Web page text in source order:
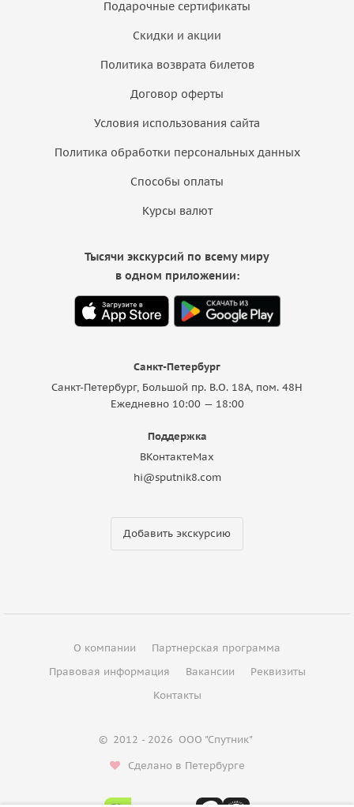
Подарочные сертификаты
Скидки и акции
Политика возврата билетов
Договор оферты
Условия использования сайта
Политика обработки персональных данных
Способы оплаты
Курсы валют
Санкт-Петербург
Санкт-Петербург, Большой пр. В.О. 18A, пом. 48Н
Ежедневно 10:00 — 18:00
Поддержка
ВКонтактеMax
hi@sputnik8.com
Добавить экскурсию
Тысячи экскурсий по всему миру
в одном приложении:
О компании
Партнерская программа
Правовая информация
Вакансии
Реквизиты
Контакты
© 2012 - 2026 ООО "Спутник"
Сделано в Петербурге